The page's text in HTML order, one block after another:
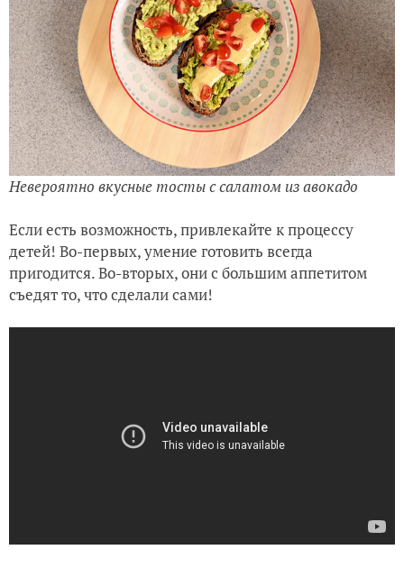
Невероятно вкусные тосты с салатом из авокадо
Если есть возможность, привлекайте к процессу
детей! Во-первых, умение готовить всегда
пригодится. Во-вторых, они с большим аппетитом
съедят то, что сделали сами!